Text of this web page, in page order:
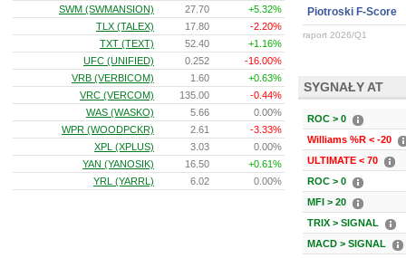
Piotroski F-Score
raport 2026/Q1
SYGNAŁY AT
ROC > 0
Williams %R < -20
ULTIMATE < 70
ROC > 0
MFI > 20
TRIX > SIGNAL
MACD > SIGNAL
SWM (SWMANSION)
27.70
+5.32%
TLX (TALEX)
17.80
-2.20%
TXT (TEXT)
52.40
+1.16%
UFC (UNIFIED)
0.252
-16.00%
VRB (VERBICOM)
1.60
+0.63%
VRC (VERCOM)
135.00
-0.44%
WAS (WASKO)
5.66
0.00%
WPR (WOODPCKR)
2.61
-3.33%
XPL (XPLUS)
3.03
0.00%
YAN (YANOSIK)
16.50
+0.61%
YRL (YARRL)
6.02 0.00%